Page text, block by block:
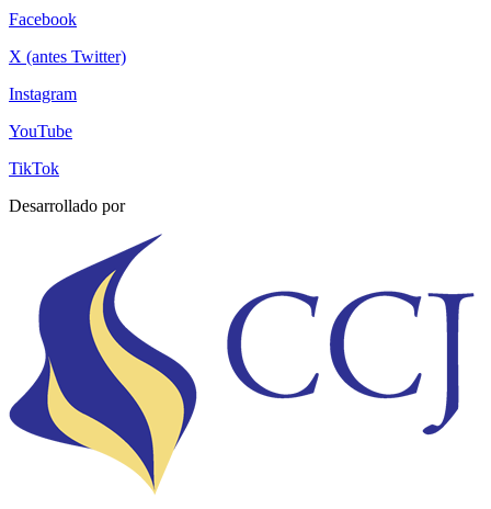
Facebook
X (antes Twitter)
Instagram
YouTube
TikTok
Desarrollado por